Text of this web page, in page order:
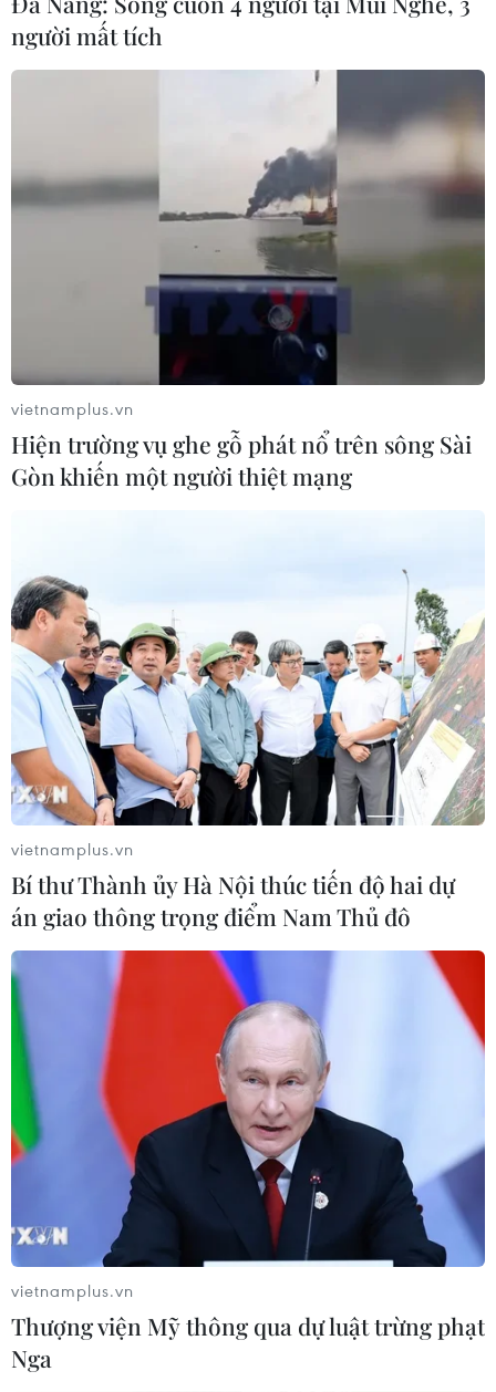
người mất tích
vietnamplus.vn
Hiện trường vụ ghe gỗ phát nổ trên sông Sài
Gòn khiến một người thiệt mạng
vietnamplus.vn
Bí thư Thành ủy Hà Nội thúc tiến độ hai dự
án giao thông trọng điểm Nam Thủ đô
vietnamplus.vn
Thượng viện Mỹ thông qua dự luật trừng phạt
Nga